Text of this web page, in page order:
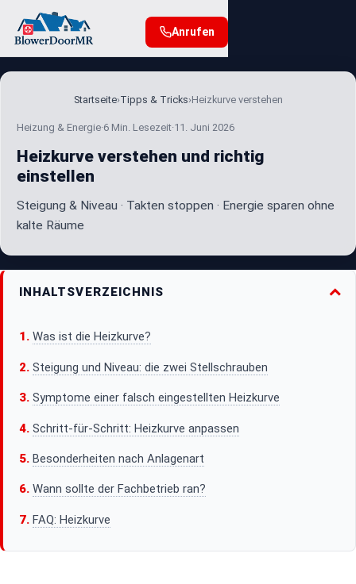
Anrufen
Startseite›Tipps & Tricks›Heizkurve verstehen
Heizung & Energie·6 Min. Lesezeit·11. Juni 2026
Heizkurve verstehen und richtig
einstellen
Steigung & Niveau · Takten stoppen · Energie sparen ohne
kalte Räume
INHALTSVERZEICHNIS
Was ist die Heizkurve?
Steigung und Niveau: die zwei Stellschrauben
Symptome einer falsch eingestellten Heizkurve
Schritt-für-Schritt: Heizkurve anpassen
Besonderheiten nach Anlagenart
Wann sollte der Fachbetrieb ran?
FAQ: Heizkurve